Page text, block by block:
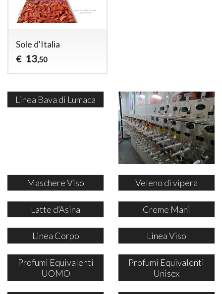
Sole d'Italia
€ 13,50
Linea Bava di Lumaca
Maschere Viso Veleno di vipera
Latte d’Asina Creme Mani
Linea Corpo Linea Viso
Profumi Equivalenti
UOMO
Profumi Equivalenti
Unisex